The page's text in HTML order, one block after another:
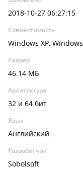
2018-10-27 06:27:15
Совместимость
Windows XP,
Размер
46.14 МБ
Архитектура
32 и 64 бит
Язык
Английский
Разработчик
Sobolsoft